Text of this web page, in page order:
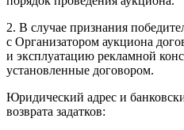
2. В случае признания
с Организатором аукциона
и эксплуатацию рекламной
установленные договором.
Юридический адрес и
возврата задатков: